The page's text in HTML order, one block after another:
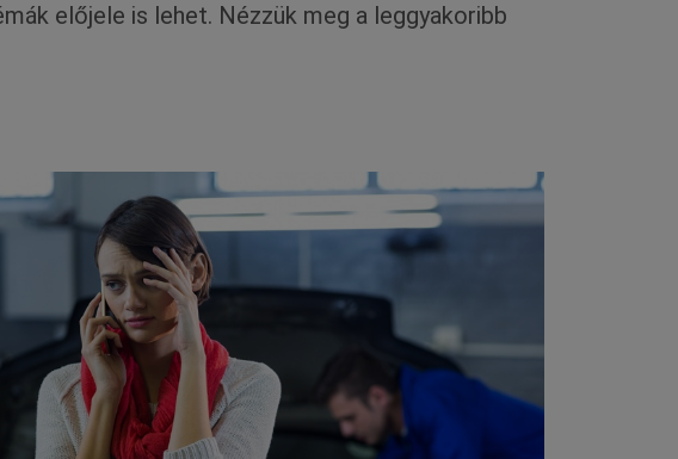
előjele is lehet. Nézzük meg a leggyakoribb